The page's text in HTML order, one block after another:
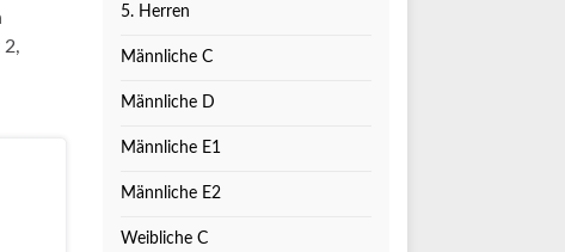
2,
5. Herren
Männliche C
Männliche D
Männliche E1
Männliche E2
Weibliche C